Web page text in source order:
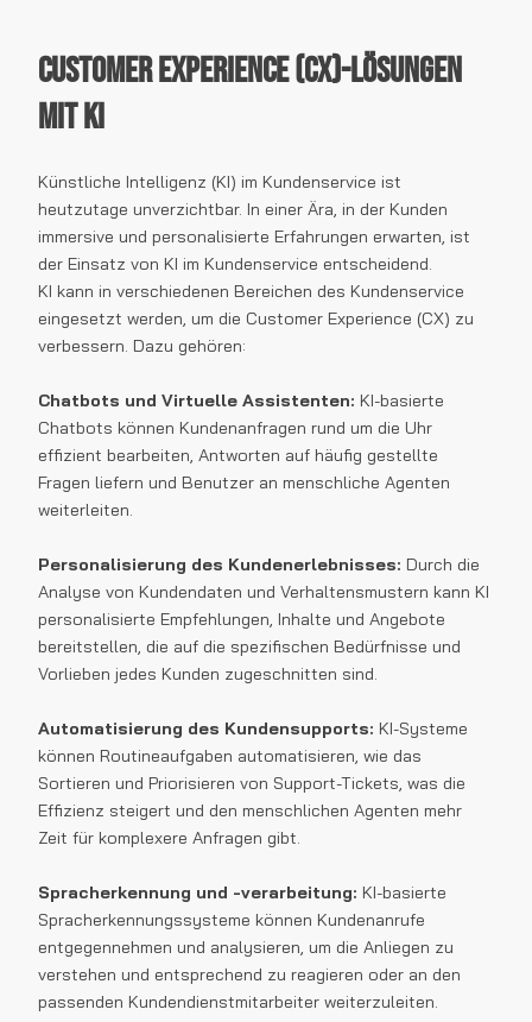
Customer Experience (CX)-Lösungen
mit KI
Künstliche Intelligenz (KI) im Kundenservice ist
heutzutage unverzichtbar. In einer Ära, in der Kunden
immersive und personalisierte Erfahrungen erwarten, ist
der Einsatz von KI im Kundenservice entscheidend.
KI kann in verschiedenen Bereichen des Kundenservice
eingesetzt werden, um die Customer Experience (CX) zu
verbessern. Dazu gehören:
Chatbots und Virtuelle Assistenten: KI-basierte
Chatbots können Kundenanfragen rund um die Uhr
effizient bearbeiten, Antworten auf häufig gestellte
Fragen liefern und Benutzer an menschliche Agenten
weiterleiten.
Personalisierung des Kundenerlebnisses: Durch die
Analyse von Kundendaten und Verhaltensmustern kann KI
personalisierte Empfehlungen, Inhalte und Angebote
bereitstellen, die auf die spezifischen Bedürfnisse und
Vorlieben jedes Kunden zugeschnitten sind.
Automatisierung des Kundensupports: KI-Systeme
können Routineaufgaben automatisieren, wie das
Sortieren und Priorisieren von Support-Tickets, was die
Effizienz steigert und den menschlichen Agenten mehr
Zeit für komplexere Anfragen gibt.
Spracherkennung und -verarbeitung: KI-basierte
Spracherkennungssysteme können Kundenanrufe
entgegennehmen und analysieren, um die Anliegen zu
verstehen und entsprechend zu reagieren oder an den
passenden Kundendienstmitarbeiter weiterzuleiten.